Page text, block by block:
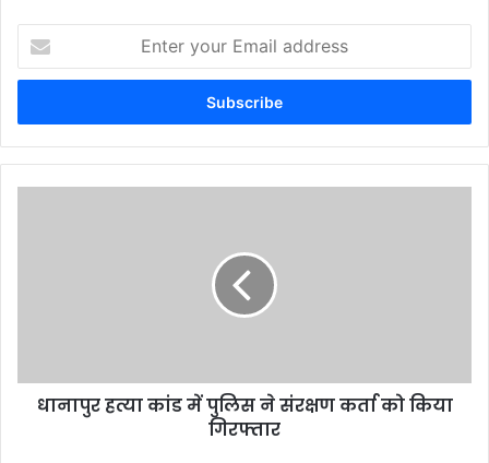
your
Email
धानापुर हत्या कांड में पुलिस ने संरक्षण कर्ता को किया
गिरफ्तार